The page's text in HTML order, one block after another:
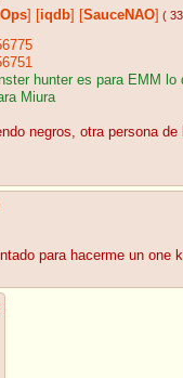
] [iqdb] [SauceNAO] (
hunter es para EMM lo
Miura
negros, otra persona
para hacerme un one